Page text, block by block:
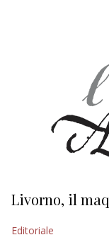
Livorno, il
Editoriale